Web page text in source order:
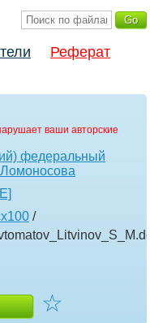
Реферат
ваши авторские
федеральный
/
☆